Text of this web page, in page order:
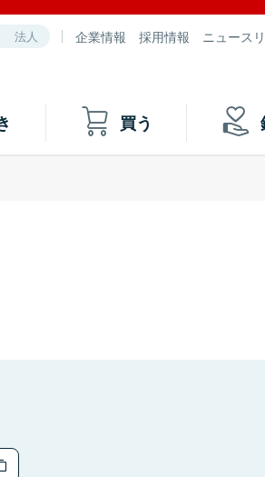
法人 企業情報 採用情報 ニュース
買う